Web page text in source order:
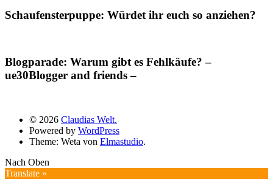
Schaufensterpuppe: Würdet ihr euch so anziehen?
Blogparade: Warum gibt es Fehlkäufe? –
ue30Blogger and friends –
© 2026 Claudias Welt.
Powered by WordPress
Theme: Weta von Elmastudio.
Nach Oben
Translate »